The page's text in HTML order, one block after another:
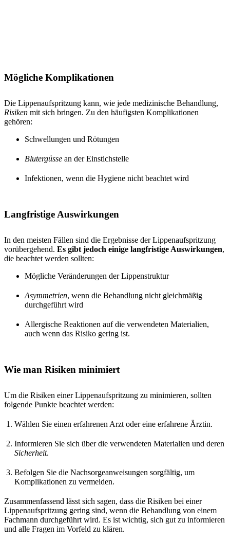
Mögliche Komplikationen
Die Lippenaufspritzung kann, wie jede medizinische Behandlung,
Risiken mit sich bringen. Zu den häufigsten Komplikationen
gehören:
Schwellungen und Rötungen
Blutergüsse an der Einstichstelle
Infektionen, wenn die Hygiene nicht beachtet wird
Langfristige Auswirkungen
In den meisten Fällen sind die Ergebnisse der Lippenaufspritzung
vorübergehend. Es gibt jedoch einige langfristige Auswirkungen,
die beachtet werden sollten:
Mögliche Veränderungen der Lippenstruktur
Asymmetrien, wenn die Behandlung nicht gleichmäßig
durchgeführt wird
Allergische Reaktionen auf die verwendeten Materialien,
auch wenn das Risiko gering ist.
Wie man Risiken minimiert
Um die Risiken einer Lippenaufspritzung zu minimieren, sollten
folgende Punkte beachtet werden:
Wählen Sie einen erfahrenen Arzt oder eine erfahrene Ärztin.
Informieren Sie sich über die verwendeten Materialien und deren
Sicherheit.
Befolgen Sie die Nachsorgeanweisungen sorgfältig, um
Komplikationen zu vermeiden.
Zusammenfassend lässt sich sagen, dass die Risiken bei einer
Lippenaufspritzung gering sind, wenn die Behandlung von einem
Fachmann durchgeführt wird. Es ist wichtig, sich gut zu informieren
und alle Fragen im Vorfeld zu klären.